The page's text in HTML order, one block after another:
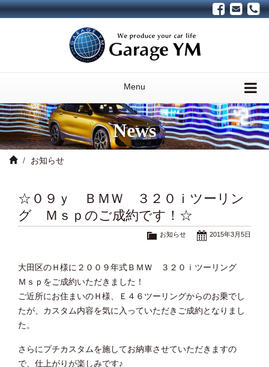
Menu
News
お知らせ
☆０９ｙ ＢＭＷ ３２０ｉツーリン
グ Ｍｓｐのご成約です！☆
2015年3月5日
お知らせ
大田区のＨ様に２００９年式ＢＭＷ ３２０ｉツーリング
Ｍｓｐをご成約いただきました！
ご近所にお住まいのＨ様、Ｅ４６ツーリングからのお乗でし
たが、カスタム内容を気に入っていただきご成約となりまし
た。
さらにプチカスタムを施してお納車させていただきますの
で、仕上がりが楽しみです♪